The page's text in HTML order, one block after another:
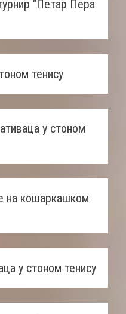
"Петар Пера
тенису
у стоном
на кошаркашком
у стоном тенису